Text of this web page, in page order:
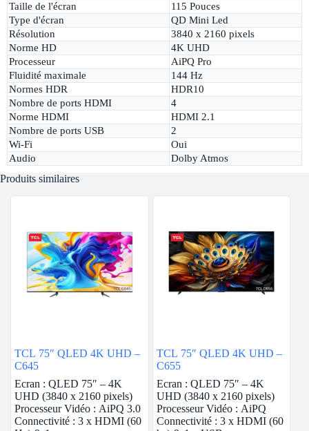
Taille de l'écran
115 Pouces
Type d'écran
QD Mini Led
Résolution
3840 x 2160 pixels
Norme HD
4K UHD
Processeur
AiPQ Pro
Fluidité maximale
144 Hz
Normes HDR
HDR10
Nombre de ports HDMI
4
Norme HDMI
HDMI 2.1
Nombre de ports USB
2
Wi-Fi
Oui
Audio
Dolby Atmos
Produits similaires
TCL 75″ QLED 4K UHD –
C645
Ecran : QLED 75″ – 4K
UHD (3840 x 2160 pixels)
Processeur Vidéo : AiPQ 3.0
Connectivité : 3 x HDMI (60
TCL 75″ QLED 4K UHD –
C655
Ecran : QLED 75″ – 4K
UHD (3840 x 2160 pixels)
Processeur Vidéo : AiPQ
Connectivité : 3 x HDMI (60